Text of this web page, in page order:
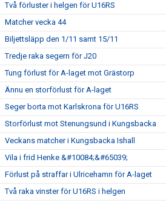
Två förluster i helgen för U16RS
Matcher vecka 44
Biljettsläpp den 1/11 samt 15/11
Tredje raka segern för J20
Tung förlust för A-laget mot Grästorp
Ännu en storförlust för A-laget
Seger borta mot Karlskrona för U16RS
Storförlust mot Stenungsund i Kungsbacka
Veckans matcher i Kungsbacka Ishall
Vila i frid Henke &#10084;&#65039;
Förlust på straffar i Ulricehamn för A-laget
Två raka vinster för U16RS i helgen